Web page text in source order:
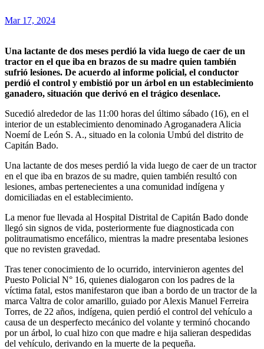
Mar 17, 2024
Una lactante de dos meses perdió la vida luego de caer de un
tractor en el que iba en brazos de su madre quien también
sufrió lesiones. De acuerdo al informe policial, el conductor
perdió el control y embistió por un árbol en un establecimiento
ganadero, situación que derivó en el trágico desenlace.
Sucedió alrededor de las 11:00 horas del último sábado (16), en el
interior de un establecimiento denominado Agroganadera Alicia
Noemí de León S. A., situado en la colonia Umbú del distrito de
Capitán Bado.
Una lactante de dos meses perdió la vida luego de caer de un tractor
en el que iba en brazos de su madre, quien también resultó con
lesiones, ambas pertenecientes a una comunidad indígena y
domiciliadas en el establecimiento.
La menor fue llevada al Hospital Distrital de Capitán Bado donde
llegó sin signos de vida, posteriormente fue diagnosticada con
politraumatismo encefálico, mientras la madre presentaba lesiones
que no revisten gravedad.
Tras tener conocimiento de lo ocurrido, intervinieron agentes del
Puesto Policial N° 16, quienes dialogaron con los padres de la
víctima fatal, estos manifestaron que iban a bordo de un tractor de la
marca Valtra de color amarillo, guiado por Alexis Manuel Ferreira
Torres, de 22 años, indígena, quien perdió el control del vehículo a
causa de un desperfecto mecánico del volante y terminó chocando
por un árbol, lo cual hizo con que madre e hija salieran despedidas
del vehículo, derivando en la muerte de la pequeña.